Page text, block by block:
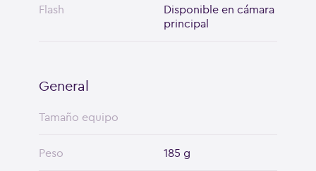
Flash
Disponible en cámara
principal
General
Tamaño equipo
Peso 185 g